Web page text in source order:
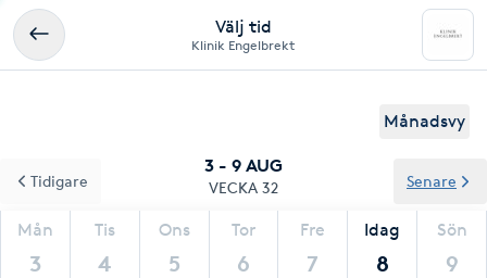
Välj tid
Klinik Engelbrekt
Månadsvy
3 - 9 AUG
VECKA 32
Mån
3
Tis
4
Ons
5
Tor
6
Fre
7
Idag
8
Sön
9
Tidigare Senare